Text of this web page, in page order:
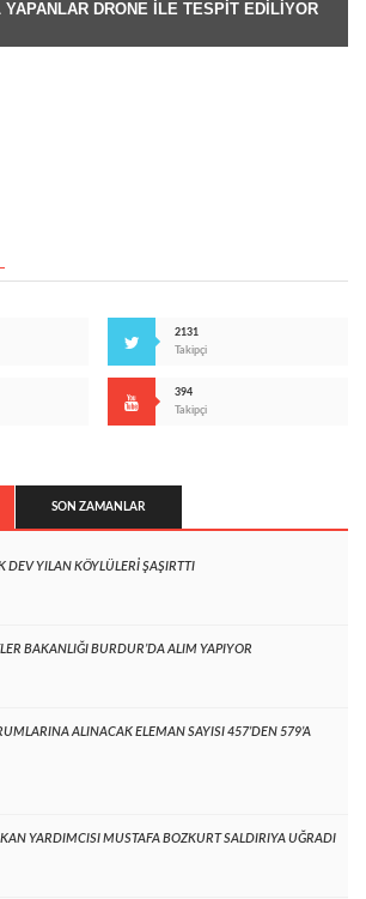
YAPANLAR DRONE İLE TESPİT EDİLİYOR
2131
Takipçi
394
Takipçi
SON ZAMANLAR
DEV YILAN KÖYLÜLERİ ŞAŞIRTTI
BAKANLIĞI BURDUR’DA ALIM YAPIYOR
ALINACAK ELEMAN SAYISI 457’DEN 579’A
YARDIMCISI MUSTAFA BOZKURT SALDIRIYA UĞRADI